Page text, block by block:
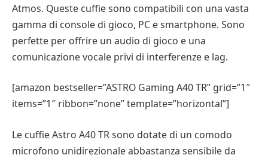
Atmos. Queste cuffie sono compatibili con una vasta
gamma di console di gioco, PC e smartphone. Sono
perfette per offrire un audio di gioco e una
comunicazione vocale privi di interferenze e lag.
[amazon bestseller=”ASTRO Gaming A40 TR” grid=”1″
items=”1″ ribbon=”none” template=”horizontal”]
Le cuffie Astro A40 TR sono dotate di un comodo
microfono unidirezionale abbastanza sensibile da